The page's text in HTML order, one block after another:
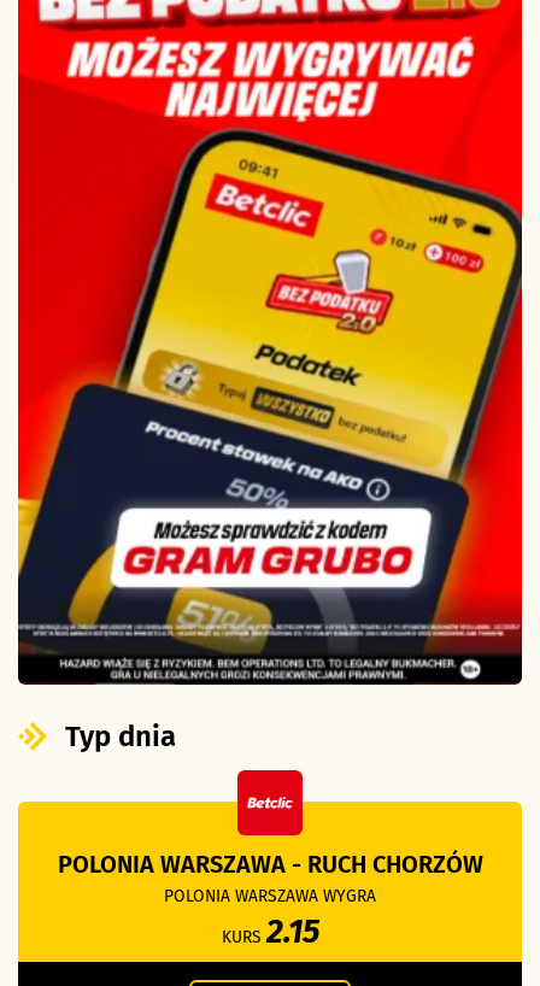
Typ dnia
POLONIA WARSZAWA - RUCH CHORZÓW
POLONIA WARSZAWA WYGRA
KURS2.15